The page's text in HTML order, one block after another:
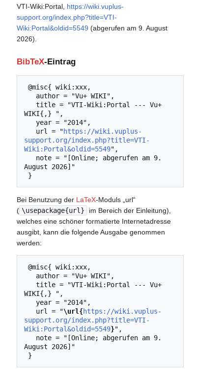
VTI-Wiki:Portal, https://wiki.vuplus-
support.org/index.php?title=VTI-
Wiki:Portal&oldid=5549 (abgerufen am 9. August
2026).
BibTeX-Eintrag
WIKI{,} ",
   url = "
https://wiki.vuplus-
support.org/index.php?title=VTI-
Wiki:Portal&oldid=5549",
August 2026]"
Bei Benutzung der LaTeX-Moduls „url“
( \usepackage{url}
im Bereich der Einleitung),
welches eine schöner formatierte Internetadresse
ausgibt, kann die folgende Ausgabe genommen
werden:
WIKI{,} ",
   url = "
\url{https://wiki.vuplus-
support.org/index.php?title=VTI-
Wiki:Portal&oldid=5549}",
August 2026]"